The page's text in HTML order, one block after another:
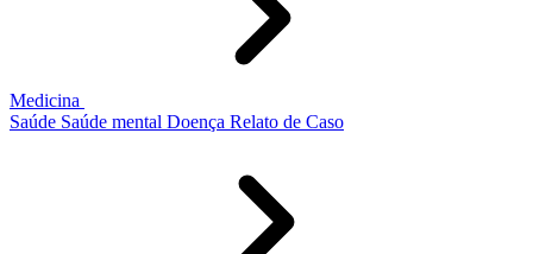
Medicina
Saúde Saúde mental Doença Relato de Caso